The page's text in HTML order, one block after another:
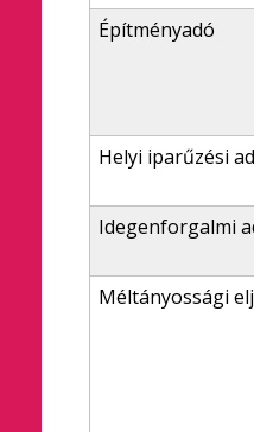
Építményadó
Helyi iparűzési
Idegenforgalmi
Méltányossági